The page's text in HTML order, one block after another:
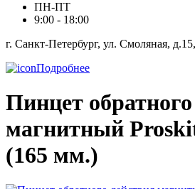
ПН-ПТ
9:00 - 18:00
г. Санкт-Петербург, ул. Смоляная,
Подробнее
Пинцет
магнитный
(165 мм.)